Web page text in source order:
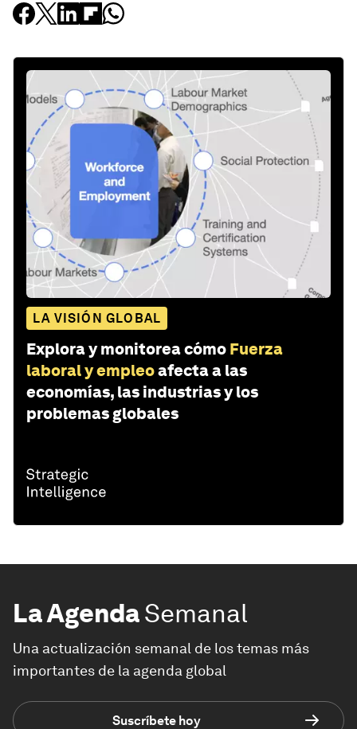
LA VISIÓN GLOBAL
Explora y monitorea cómo Fuerza
laboral y empleoafecta a las
economías, las industrias y los
problemas globales
La AgendaSemanal
Una actualización semanal de los temas más
importantes de la agenda global
Suscríbete hoy